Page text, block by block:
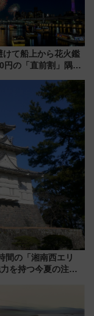
けて船上から花火鑑
円の「直前割」隅田
間の「湘南西エリ
を持つ今夏の注目